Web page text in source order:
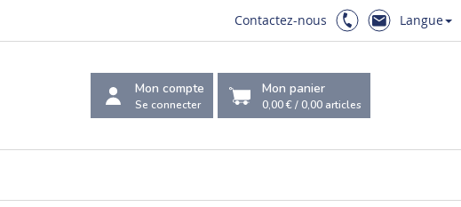
Contactez-nous Langue
Mon compte
Se connecter
Mon panier
0,00 €/0,00 articles